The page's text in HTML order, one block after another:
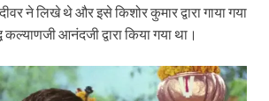
ने लिखे थे और इसे किशोर कुमार द्वारा गाया गया
आनंदजी द्वारा किया गया था।